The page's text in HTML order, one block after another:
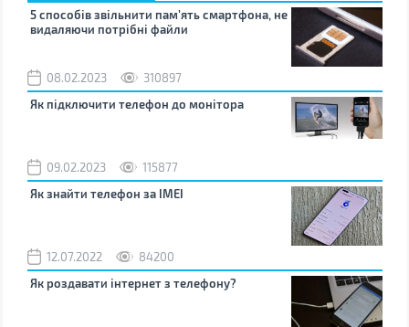
5 способів звільнити пам’ять смартфона, не
видаляючи потрібні файли
08.02.2023
310897
Як підключити телефон до монітора
09.02.2023
115877
Як знайти телефон за IMEI
12.07.2022
84200
Як роздавати інтернет з телефону?